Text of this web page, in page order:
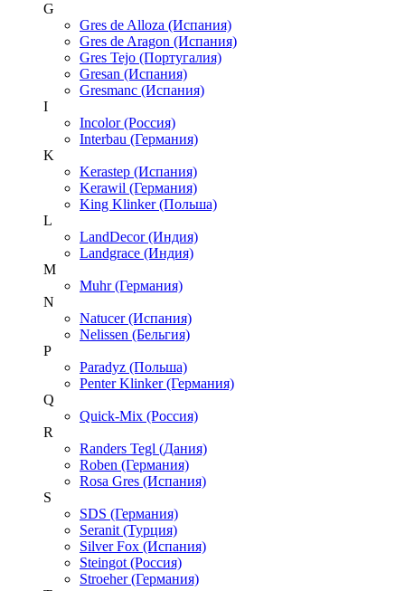
G
Gres de Alloza (Испания)
Gres de Aragon (Испания)
Gres Tejo (Португалия)
Gresan (Испания)
Gresmanc (Испания)
I
Incolor (Россия)
Interbau (Германия)
K
Kerastep (Испания)
Kerawil (Германия)
King Klinker (Польша)
L
LandDecor (Индия)
Landgrace (Индия)
M
Muhr (Германия)
N
Natucer (Испания)
Nelissen (Бельгия)
P
Paradyz (Польша)
Penter Klinker (Германия)
Q
Quick-Mix (Россия)
R
Randers Tegl (Дания)
Roben (Германия)
Rosa Gres (Испания)
S
SDS (Германия)
Seranit (Турция)
Silver Fox (Испания)
Steingot (Россия)
Stroeher (Германия)